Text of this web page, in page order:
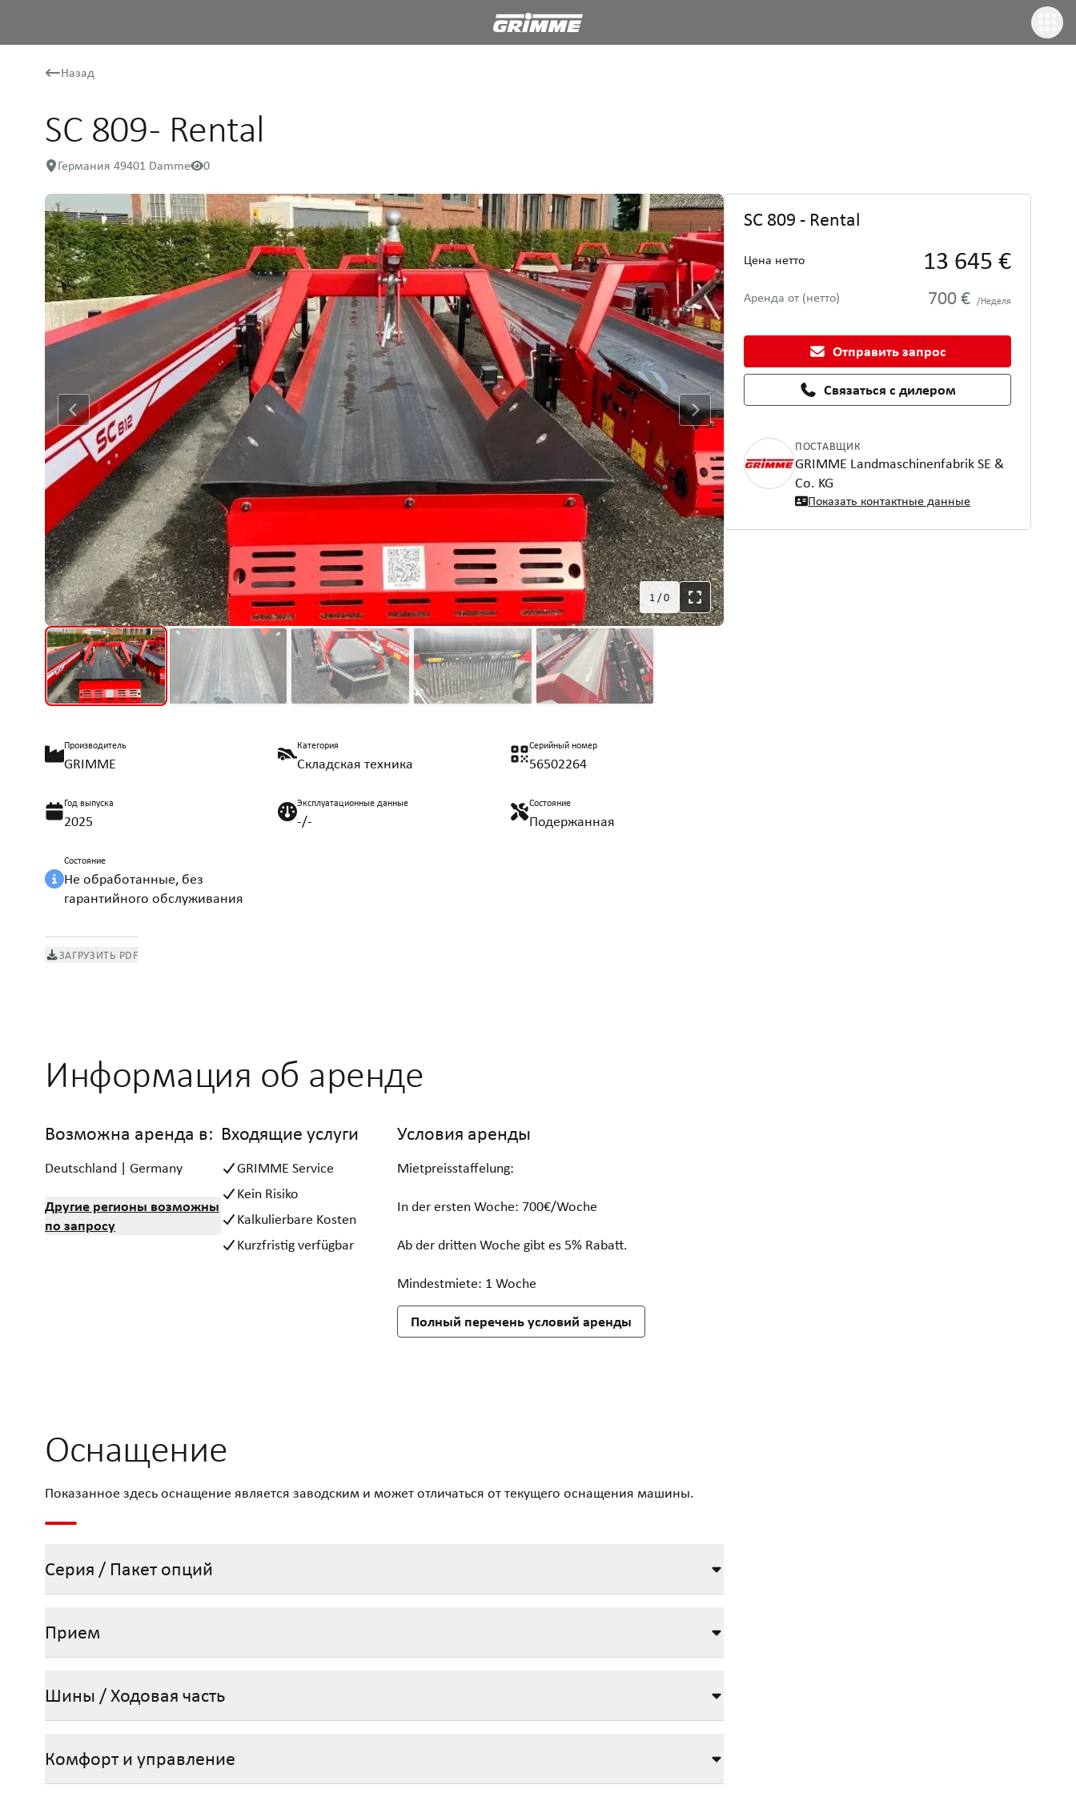
Назад
SC 809 - Rental
Германия 49401 Damme 0
1/0
Производитель
GRIMME
Категория
Складская техника
Серийный номер
56502264
Год выпуска
2025
Эксплуатационные данные
-/-
Состояние
Подержанная
Состояние
Не обработанные, без
гарантийного обслуживания
ЗАГРУЗИТЬ PDF
Информация об аренде
Возможна аренда в:
Deutschland | Germany
Другие регионы возможны
по запросу
Входящие услуги
GRIMME Service
Kein Risiko
Kalkulierbare Kosten
Kurzfristig verfügbar
Условия аренды
Mietpreisstaffelung:
In der ersten Woche: 700€/Woche
Ab der dritten Woche gibt es 5% Rabatt.
Mindestmiete: 1 Woche
Полный перечень условий аренды
Оснащение
Показанное здесь оснащение является заводским и может отличаться от текущего оснащения машины.
Серия / Пакет опций
Прием
Шины / Ходовая часть
Комфорт и управление
SC 809 - Rental
Цена нетто 13 645 €
Аренда от (нетто) 700 € /Неделя
Отправить запрос
Связаться с дилером
ПОСТАВЩИК
GRIMME Landmaschinenfabrik SE &
Co. KG
Показать контактные данные